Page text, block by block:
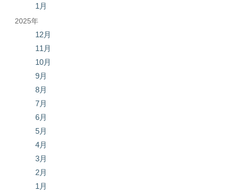
1月
2025年
12月
11月
10月
9月
8月
7月
6月
5月
4月
3月
2月
1月